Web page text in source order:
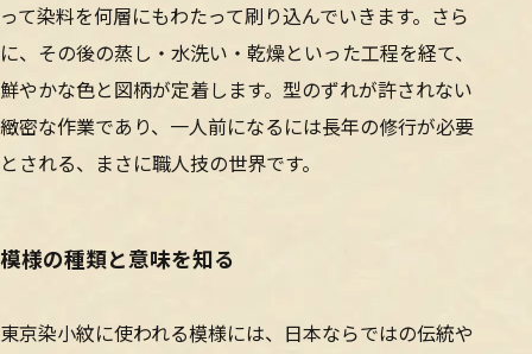
って染料を何層にもわたって刷り込んでいきます。さら
に、その後の蒸し・水洗い・乾燥といった工程を経て、
鮮やかな色と図柄が定着します。型のずれが許されない
緻密な作業であり、一人前になるには長年の修行が必要
とされる、まさに職人技の世界です。
模様の種類と意味を知る
東京染小紋に使われる模様には、日本ならではの伝統や